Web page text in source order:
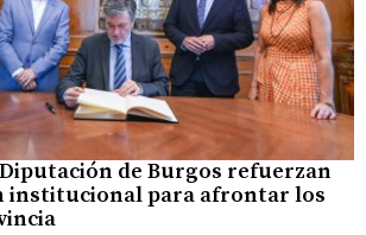
de Burgos refuerzan
institucional para afrontar los